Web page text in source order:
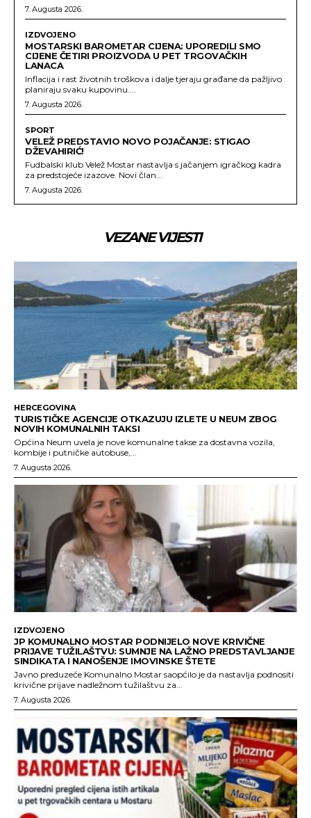
7. Augusta 2026.
IZDVOJENO
MOSTARSKI BAROMETAR CIJENA: UPOREDILI SMO
CIJENE ČETIRI PROIZVODA U PET TRGOVAČKIH
LANACA
Inflacija i rast životnih troškova i dalje tjeraju građane da pažljivo
planiraju svaku kupovinu....
7. Augusta 2026.
SPORT
VELEŽ PREDSTAVIO NOVO POJAČANJE: STIGAO
DŽEVAHIRIĆ!
Fudbalski klub Velež Mostar nastavlja s jačanjem igračkog kadra
za predstojeće izazove. Novi član...
7. Augusta 2026.
VEZANE VIJESTI
HERCEGOVINA
TURISTIČKE AGENCIJE OTKAZUJU IZLETE U NEUM ZBOG
NOVIH KOMUNALNIH TAKSI
Općina Neum uvela je nove komunalne takse za dostavna vozila,
kombije i putničke autobuse,...
7. Augusta 2026.
IZDVOJENO
JP KOMUNALNO MOSTAR PODNIJELO NOVE KRIVIČNE
PRIJAVE TUŽILAŠTVU: SUMNJE NA LAŽNO PREDSTAVLJANJE
SINDIKATA I NANOŠENJE IMOVINSKE ŠTETE
Javno preduzeće Komunalno Mostar saopćilo je da nastavlja podnositi
krivične prijave nadležnom tužilaštvu za...
7. Augusta 2026.